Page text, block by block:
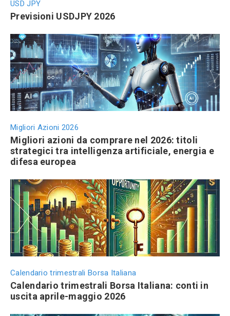
USD JPY
Previsioni USDJPY 2026
Migliori Azioni 2026
Migliori azioni da comprare nel 2026: titoli
strategici tra intelligenza artificiale, energia e
difesa europea
Calendario trimestrali Borsa Italiana
Calendario trimestrali Borsa Italiana: conti in
uscita aprile-maggio 2026